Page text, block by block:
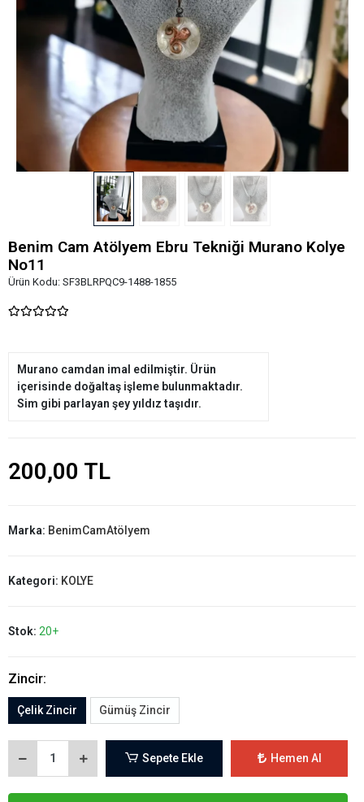
Benim Cam Atölyem Ebru Tekniği Murano Kolye
No11
Ürün Kodu: SF3BLRPQC9-1488-1855
Murano camdan imal edilmiştir. Ürün
içerisinde doğaltaş işleme bulunmaktadır.
Sim gibi parlayan şey yıldız taşıdır.
200,00 TL
Marka: BenimCamAtölyem
Kategori: KOLYE
Stok: 20+
Zincir:
Çelik Zincir Gümüş Zincir
Sepete Ekle Hemen Al